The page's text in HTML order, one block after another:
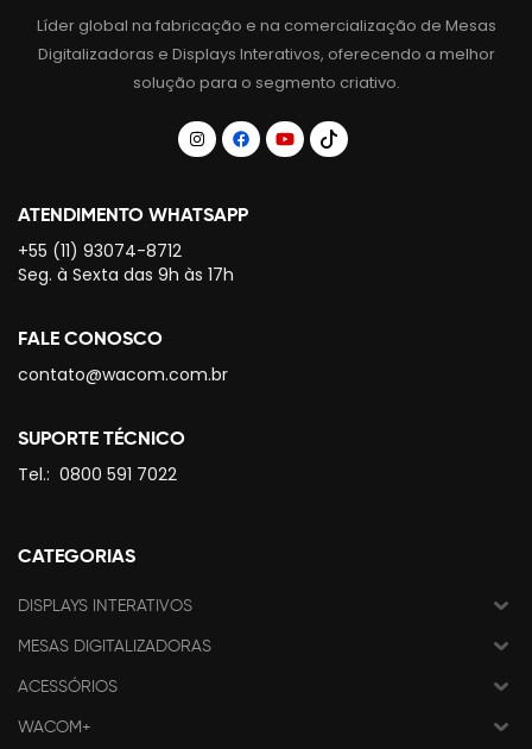
Líder global na fabricação e na comercialização de Mesas
Digitalizadoras e Displays Interativos, oferecendo a melhor
solução para o segmento criativo.
ATENDIMENTO WHATSAPP
+55 (11) 93074-8712
Seg. à Sexta das 9h às 17h
FALE CONOSCO
contato@wacom.com.br
SUPORTE TÉCNICO
Tel.: 0800 591 7022
CATEGORIAS
DISPLAYS INTERATIVOS
MESAS DIGITALIZADORAS
ACESSÓRIOS
WACOM+